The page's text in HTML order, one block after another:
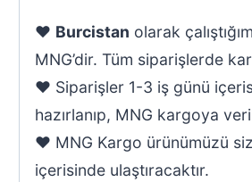
♥ Burcistan olarak
MNG’dir. Tüm siparişlerde
♥ Siparişler 1-3 iş günü
hazırlanıp, MNG kargoya
♥ MNG Kargo ürünümüzü
içerisinde ulaştıracaktır.